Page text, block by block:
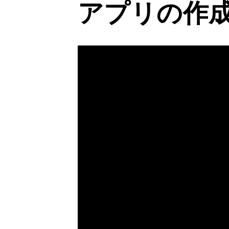
アプリの作